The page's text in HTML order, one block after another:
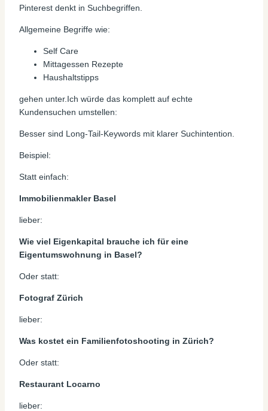
Pinterest denkt in Suchbegriffen.
Allgemeine Begriffe wie:
Self Care
Mittagessen Rezepte
Haushaltstipps
gehen unter.Ich würde das komplett auf echte
Kundensuchen umstellen:
Besser sind Long-Tail-Keywords mit klarer Suchintention.
Beispiel:
Statt einfach:
Immobilienmakler Basel
lieber:
Wie viel Eigenkapital brauche ich für eine
Eigentumswohnung in Basel?
Oder statt:
Fotograf Zürich
lieber:
Was kostet ein Familienfotoshooting in Zürich?
Oder statt:
Restaurant Locarno
lieber: